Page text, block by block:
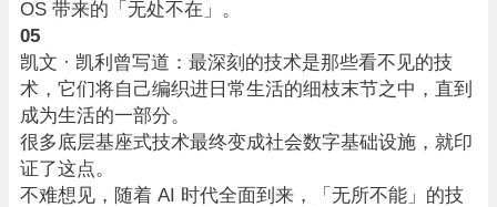
OS 带来的「无处不在」。
05
凯文 · 凯利曾写道：最深刻的技术是那些看不见的技
术，它们将自己编织进日常生活的细枝末节之中，直到
成为生活的一部分。
很多底层基座式技术最终变成社会数字基础设施，就印
证了这点。
不难想见，随着 AI 时代全面到来，「无所不能」的技